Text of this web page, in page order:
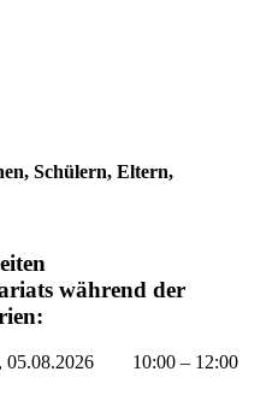
Schülern, Eltern,
während der
05.08.2026 10:00 – 12:00